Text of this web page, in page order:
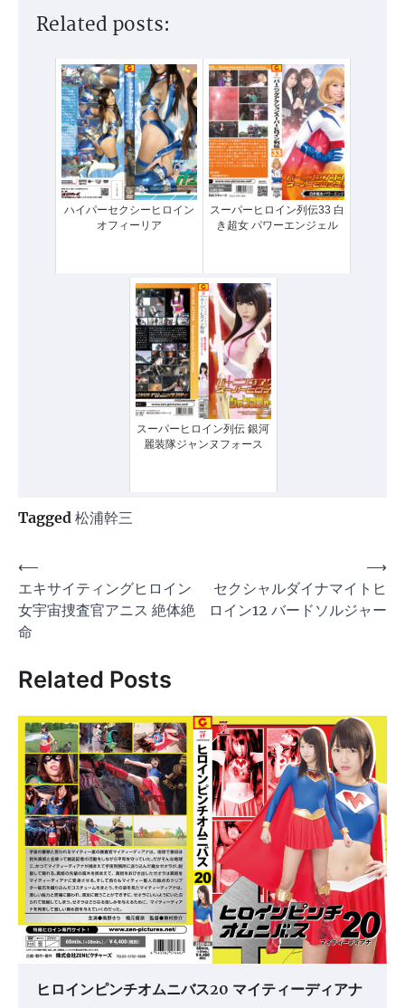
Related posts:
ハイパーセクシーヒロイン
オフィーリア
スーパーヒロイン列伝33 白
き超女 パワーエンジェル
スーパーヒロイン列伝 銀河
麗装隊ジャンヌフォース
Tagged 松浦幹三
投
稿
ナ
ゲ
ー
シ
ョ
ン
⟵
エキサイティングヒロイン
女宇宙捜査官アニス 絶体絶
命
セクシャルダイナマイトヒ
ロイン12 バードソルジャー
⟶
Related Posts
ヒロインピンチオムニバス20 マイティーディアナ